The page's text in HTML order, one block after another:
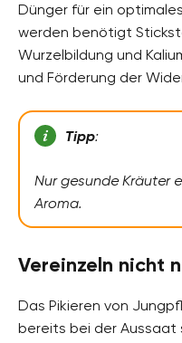
Dünger für ein
werden benötigt
Wurzelbildung und
und Förderung der
Tipp:
Nur gesunde Kräuter
Aroma.
Vereinzeln nicht
Das Pikieren von
bereits bei der